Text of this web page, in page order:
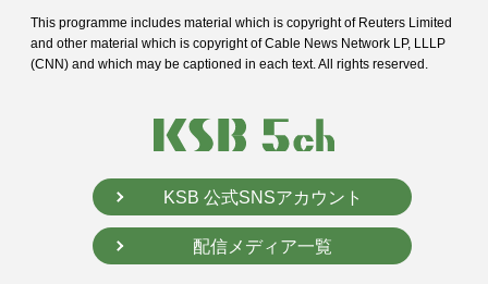
This programme includes material which is copyright of Reuters Limited
and other material which is copyright of Cable News Network LP, LLLP
(CNN) and which may be captioned in each text. All rights reserved.
KSB 公式SNSアカウント
配信メディア一覧